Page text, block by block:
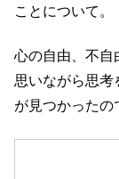
ことについて。
心の自由、不自
思いながら思考
が見つかったの